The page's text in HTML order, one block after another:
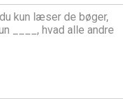
kun læser de bøger,
____, hvad alle andre